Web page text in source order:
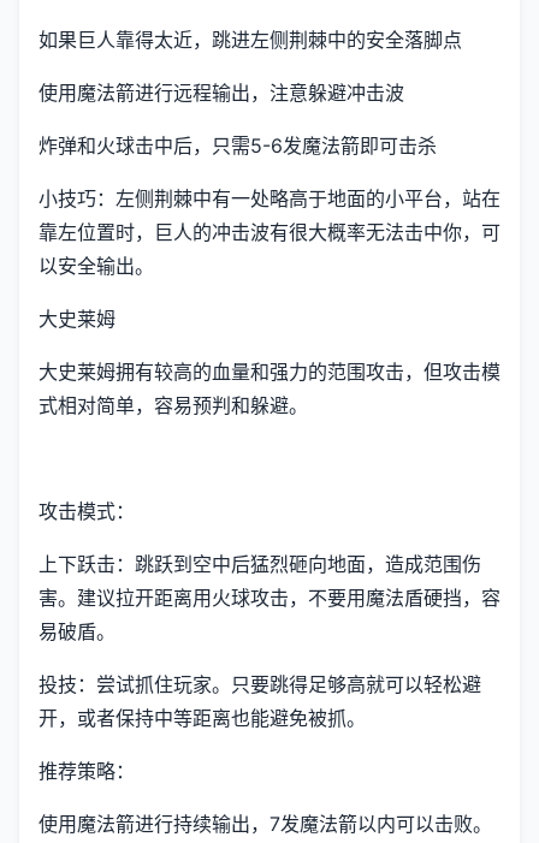
如果巨人靠得太近，跳进左侧荆棘中的安全落脚点
使用魔法箭进行远程输出，注意躲避冲击波
炸弹和火球击中后，只需5-6发魔法箭即可击杀
小技巧：左侧荆棘中有一处略高于地面的小平台，站在
靠左位置时，巨人的冲击波有很大概率无法击中你，可
以安全输出。
大史莱姆
大史莱姆拥有较高的血量和强力的范围攻击，但攻击模
式相对简单，容易预判和躲避。
攻击模式：
上下跃击：跳跃到空中后猛烈砸向地面，造成范围伤
害。建议拉开距离用火球攻击，不要用魔法盾硬挡，容
易破盾。
投技：尝试抓住玩家。只要跳得足够高就可以轻松避
开，或者保持中等距离也能避免被抓。
推荐策略：
使用魔法箭进行持续输出，7发魔法箭以内可以击败。